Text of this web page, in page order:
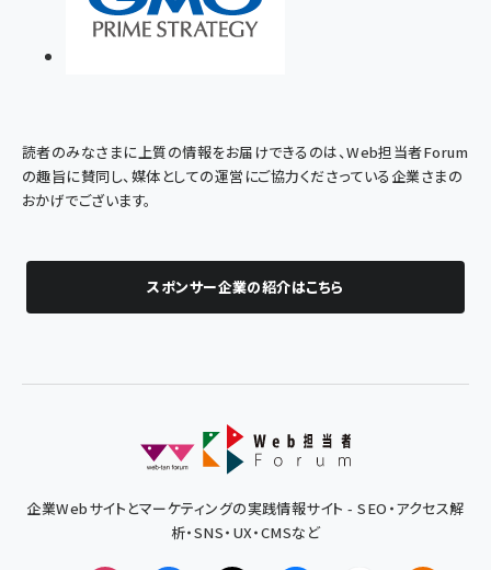
読者のみなさまに上質の情報をお届けできるのは、Web担当者Forum
の趣旨に賛同し、媒体としての運営にご協力くださっている企業さまの
おかげでございます。
スポンサー企業の紹介はこちら
企業Webサイトとマーケティングの実践情報サイト - SEO・アクセス解
析・SNS・UX・CMSなど